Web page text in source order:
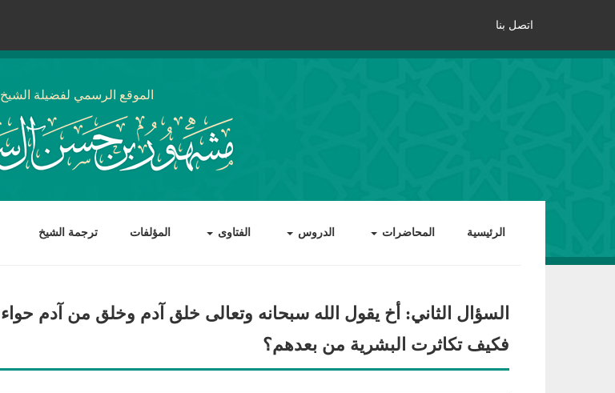
اتصل بنا
الموقع الرسمي لفضيلة الشيخ
الرئيسية المحاضرات الدروس الفتاوى المؤلفات ترجمة الشيخ
السؤال الثاني: أخ يقول الله سبحانه وتعالى خلق آدم وخلق من آدم حواء
فكيف تكاثرت البشرية من بعدهم؟